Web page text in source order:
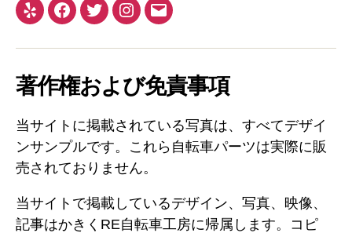
Yelp Facebook
TwitterInstagram
メ
著作権および免責事項
当サイトに掲載されている写真は、すべてデザイ
ンサンプルです。これら自転車パーツは実際に販
売されておりません。
当サイトで掲載しているデザイン、写真、映像、
記事はかきくRE自転車工房に帰属します。コピ